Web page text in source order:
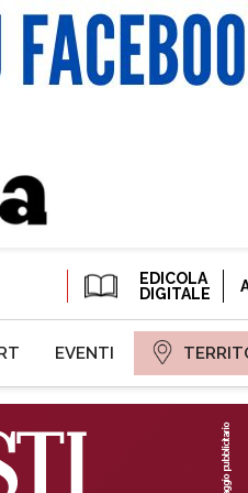
EDICOLA
DIGITALE
EVENTI